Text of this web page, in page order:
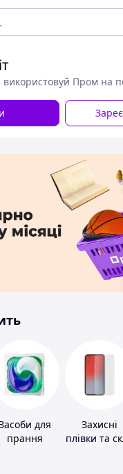
використовуй Пром на
для
прання
Захисні
плівки та